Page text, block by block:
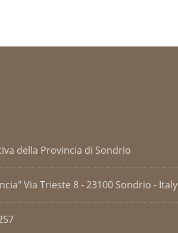
della Provincia di Sondrio
Via Trieste 8 - 23100 Sondrio - Italy